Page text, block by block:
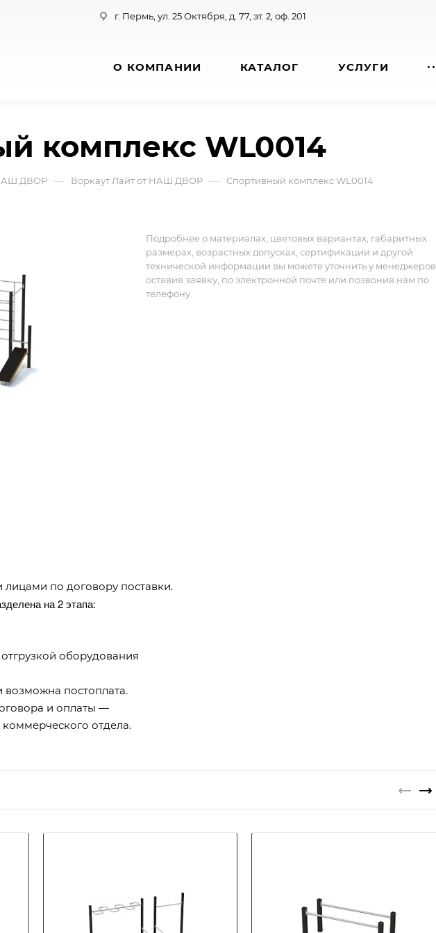
г. Пермь, ул. 25 Октября, д. 77, эт. 2, оф. 201
О КОМПАНИИ КАТАЛОГ УСЛУГИ
комплекс WL0014
ДВОР — Воркаут Лайт от НАШ ДВОР — Спортивный комплекс WL0014
Подробнее о материалах, цветовых вариантах, габаритных
размерах, возрастных допусках, сертификации и другой
технической информации вы можете уточнить у менеджеров
оставив заявку, по электронной почте или позвонив нам по
телефону.
по договору поставки.
на 2 этапа:
оборудования
постоплата.
и оплаты —
отдела.